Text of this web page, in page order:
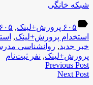
شبکه خانگی
label ۶۰۵ پرورش+لینک , ۶۰۵ ثبت‌نام
استخدام پرورش+لینک,
خبر جدید, روانشناسی
پرورش+لینک, نفر ثبت‌نام
Previous Post
Next Post